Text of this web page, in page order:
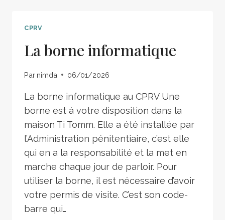
CPRV
La borne informatique
Par nimda 06/01/2026
La borne informatique au CPRV Une
borne est à votre disposition dans la
maison Ti Tomm. Elle a été installée par
l’Administration pénitentiaire, c’est elle
qui en a la responsabilité et la met en
marche chaque jour de parloir. Pour
utiliser la borne, il est nécessaire d’avoir
votre permis de visite. C’est son code-
barre qui…